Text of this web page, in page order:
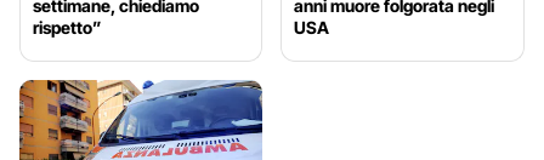
settimane, chiediamo
rispetto”
anni muore folgorata negli
USA